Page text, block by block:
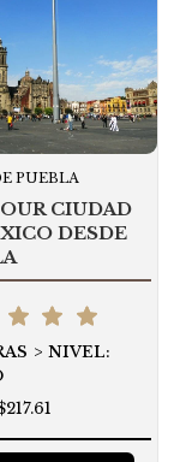
PUEBLA
CIUDAD
DESDE
NIVEL: